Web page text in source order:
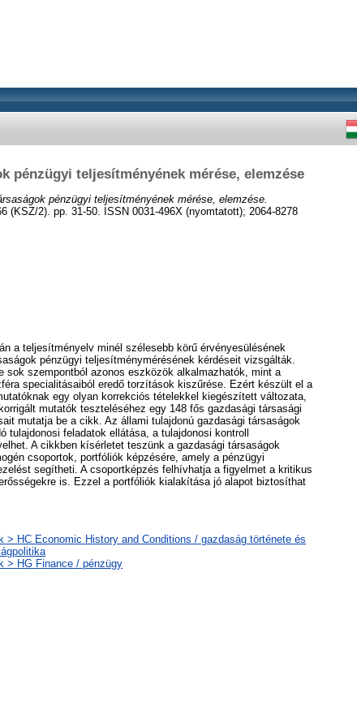
pénzügyi teljesítményének mérése, elemzése
pénzügyi teljesítményének mérése, elemzése.
(KSZ/2). pp. 31-50. ISSN 0031-496X (nyomtatott); 2064-8278
a teljesítményelv minél szélesebb körű érvényesülésének
pénzügyi teljesítménymérésének kérdéseit vizsgálták.
sok szempontból azonos eszközök alkalmazhatók, mint a
specialitásaiból eredő torzítások kiszűrése. Ezért készült el a
egy olyan korrekciós tételekkel kiegészített változata,
mutatók teszteléséhez egy 148 fős gazdasági társasági
mutatja be a cikk. Az állami tulajdonú gazdasági társaságok
feladatok ellátása, a tulajdonosi kontroll
A cikkben kísérletet teszünk a gazdasági társaságok
csoportok, portfóliók képzésére, amely a pénzügyi
segítheti. A csoportképzés felhívhatja a figyelmet a kritikus
is. Ezzel a portfóliók kialakítása jó alapot biztosíthat
> HC Economic History and Conditions / gazdaság története és
> HG Finance / pénzügy